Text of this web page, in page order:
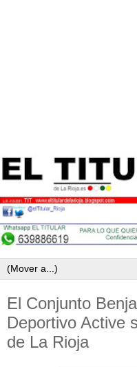
El Conjunto
Deportivo Active
de La Rioja